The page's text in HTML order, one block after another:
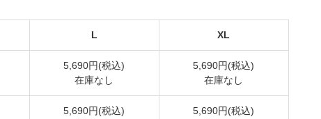
L XL
5,690円(税込)
在庫なし
5,690円(税込)
在庫なし
5,690円(税込)
5,690円(税込)